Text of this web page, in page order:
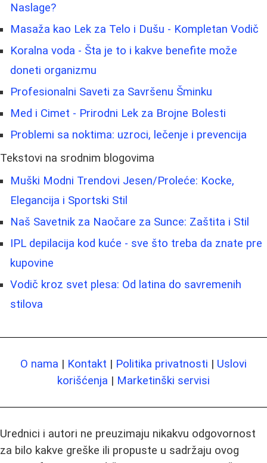
Naslage?
Masaža kao Lek za Telo i Dušu - Kompletan Vodič
Koralna voda - Šta je to i kakve benefite može
doneti organizmu
Profesionalni Saveti za Savršenu Šminku
Med i Cimet - Prirodni Lek za Brojne Bolesti
Problemi sa noktima: uzroci, lečenje i prevencija
Tekstovi na srodnim blogovima
Muški Modni Trendovi Jesen/Proleće: Kocke,
Elegancija i Sportski Stil
Naš Savetnik za Naočare za Sunce: Zaštita i Stil
IPL depilacija kod kuće - sve što treba da znate pre
kupovine
Vodič kroz svet plesa: Od latina do savremenih
stilova
O nama | Kontakt | Politika privatnosti | Uslovi
korišćenja | Marketinški servisi
Urednici i autori ne preuzimaju nikakvu odgovornost
za bilo kakve greške ili propuste u sadržaju ovog